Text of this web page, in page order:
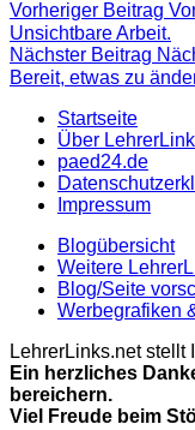
Vorheriger Beitrag
Unsichtbare Arbeit.
Nächster Beitrag
Bereit, etwas zu
Startseite
Über
paed24.de
Impressum
Blogübersicht
Weitere
Blog/Seite
Werbegrafiken
LehrerLinks.net
Ein herzliches
bereichern.
Viel Freude beim